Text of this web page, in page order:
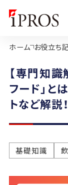
ホーム お役立ち
【専門知
フード」と
トなど解説！
基礎知識